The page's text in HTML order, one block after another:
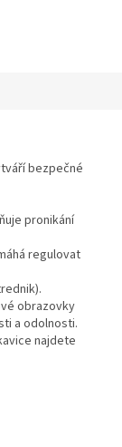
bezpečné
pronikání
regulovat
obrazovky
a odolnosti.
najdete